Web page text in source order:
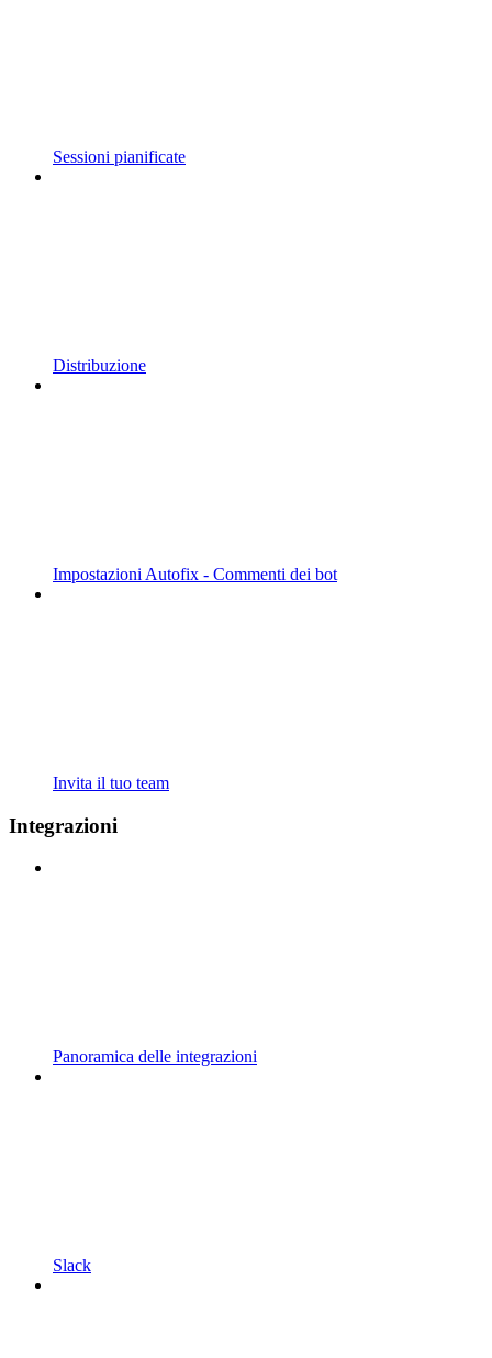
Sessioni pianificate
Distribuzione
Impostazioni Autofix - Commenti dei bot
Invita il tuo team
Integrazioni
Panoramica delle integrazioni
Slack